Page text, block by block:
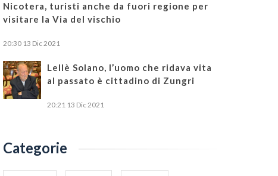
Appello dell’Associazione
“Porcinai” alla politica e
l’ex villaggio Valtur di
Nicotera
Nicotera, turisti anche da fuori regione per
visitare la Via del vischio
20:30 13 Dic 2021
Lellè Solano, l’uomo che ridava vita
al passato è cittadino di Zungri
20:21 13 Dic 2021
Categorie